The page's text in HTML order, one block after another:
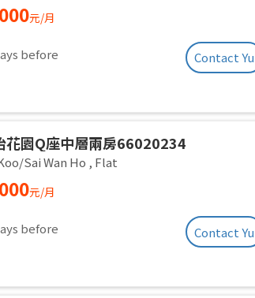
元/月
before Contact Yu
花園Q座中層兩房66020234
Sai Wan Ho , Flat
元/月
before Contact Yu